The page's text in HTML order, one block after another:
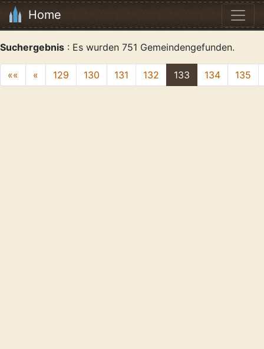
Home
Suchergebnis : Es wurden 751 Gemeindengefunden.
«« « 129 130 131 132 133 134 135